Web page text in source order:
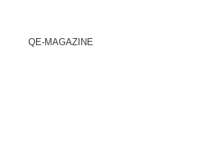
QE-MAGAZINE